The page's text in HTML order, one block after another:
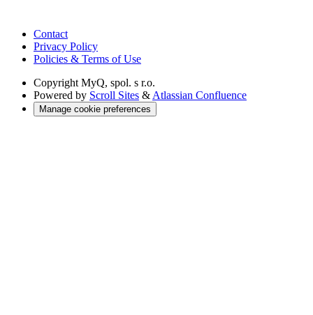
Contact
Privacy Policy
Policies & Terms of Use
Copyright MyQ, spol. s r.o.
Powered by Scroll Sites & Atlassian Confluence
Manage cookie preferences